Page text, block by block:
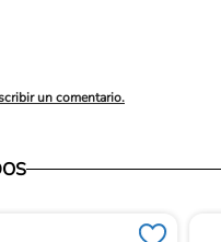
un comentario.